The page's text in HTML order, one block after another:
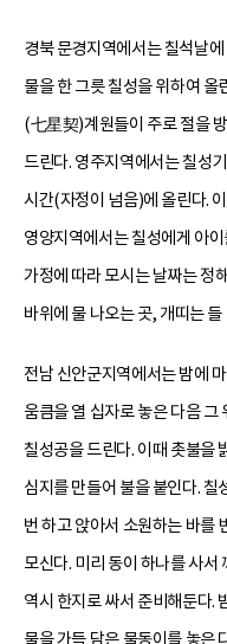
경북 문경지역에서는 칠석날
물을 한 그릇 칠성을 위하여
(七星契)계원들이 주로 절을
드린다. 영주지역에서는 칠성
시간(자정이 넘음)에 올린다.
영양지역에서는 칠성에게 아
가정에 따라 모시는 날짜는 정
바위에 물 나오는 곳, 개띠는
전남 신안군지역에서는 밤에
움큼을 열 십자로 놓은 다음 그
칠성공을 드린다. 이때 촛불을
심지를 만들어 불을 붙인다.
번 하고 앉아서 소원하는 바를
모신다. 미리 동이 하나를 사서
역시 한지로 싸서 준비해둔다.
물을 가득 담은 물동이를 놓은